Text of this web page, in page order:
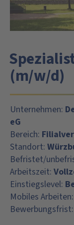
Spezialist Finanzierung
(m/w/d)
Unternehmen:
eG
Bereich:
Standort:
Befristet/
Arbeitszeit:
Einstiegslevel:
Mobiles Arbeiten:
Bewerbungsfrist: